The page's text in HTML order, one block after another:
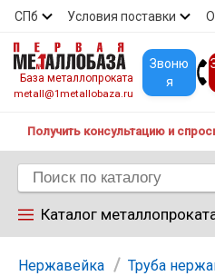
СПб Условия поставки
Скидки Прайс Покупателям
База металлопроката
metall@1metallobaza.ru
Звоню
я
Получить консультацию и
Каталог
Арматура
Нержавейка Труба